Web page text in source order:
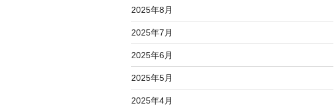
2025年8月
2025年7月
2025年6月
2025年5月
2025年4月